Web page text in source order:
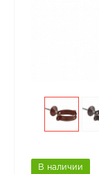
В наличии